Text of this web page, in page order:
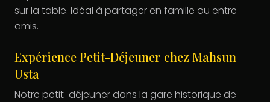
sur la table. Idéal à partager en famille ou entre
amis.
Expérience Petit-Déjeuner chez Mahsun
Usta
Notre petit-déjeuner dans la gare historique de